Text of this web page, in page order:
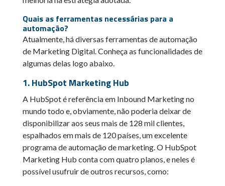
Quais as ferramentas necessárias para a
automação?
Atualmente, há diversas ferramentas de automação
de Marketing Digital. Conheça as funcionalidades de
algumas delas logo abaixo.
1. HubSpot Marketing Hub
A HubSpot é referência em Inbound Marketing no
mundo todo e, obviamente, não poderia deixar de
disponibilizar aos seus mais de 128 mil clientes,
espalhados em mais de 120 países, um excelente
programa de automação de marketing. O HubSpot
Marketing Hub conta com quatro planos, e neles é
possível usufruir de outros recursos, como: